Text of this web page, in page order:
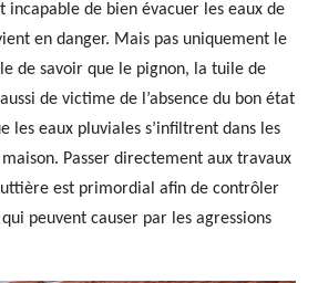
incapable de bien évacuer les eaux de
en danger. Mais pas uniquement le
de savoir que le pignon, la tuile de
de victime de l’absence du bon état
les eaux pluviales s’infiltrent dans les
Passer directement aux travaux
est primordial afin de contrôler
peuvent causer par les agressions